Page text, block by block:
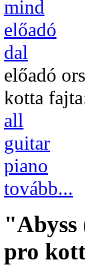
mind
előadó
dal
előadó
kotta
all
guitar
piano
tovább...
"Abyss
pro